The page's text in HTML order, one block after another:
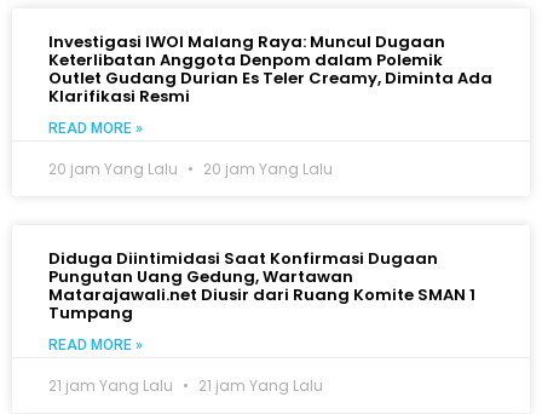
Investigasi IWOI Malang Raya: Muncul Dugaan
Keterlibatan Anggota Denpom dalam Polemik
Outlet Gudang Durian Es Teler Creamy, Diminta Ada
Klarifikasi Resmi
READ MORE »
20 jam Yang Lalu 20 jam Yang Lalu
Diduga Diintimidasi Saat Konfirmasi Dugaan
Pungutan Uang Gedung, Wartawan
Matarajawali.net Diusir dari Ruang Komite SMAN 1
Tumpang
READ MORE »
21 jam Yang Lalu 21 jam Yang Lalu